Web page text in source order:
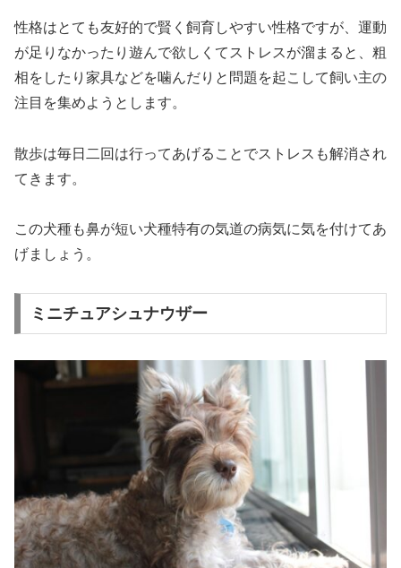
性格はとても友好的で賢く飼育しやすい性格ですが、運動
が足りなかったり遊んで欲しくてストレスが溜まると、粗
相をしたり家具などを噛んだりと問題を起こして飼い主の
注目を集めようとします。
散歩は毎日二回は行ってあげることでストレスも解消され
てきます。
この犬種も鼻が短い犬種特有の気道の病気に気を付けてあ
げましょう。
ミニチュアシュナウザー